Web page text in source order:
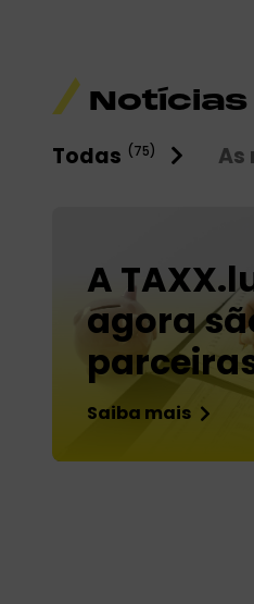
Notícias
Todas (75) As
A
agora
Saiba mais